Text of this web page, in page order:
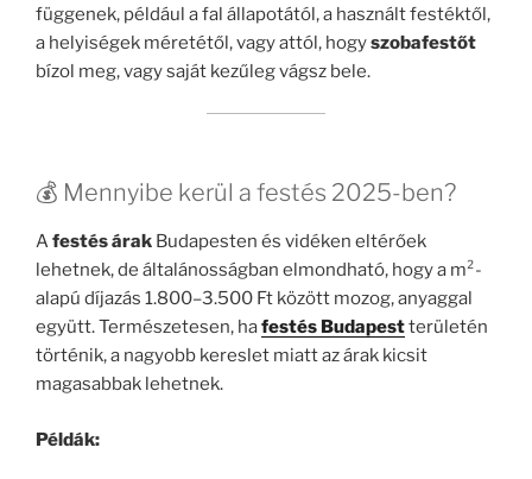
függenek, például a fal állapotától, a használt festéktől,
a helyiségek méretétől, vagy attól, hogyszobafestőt
bízol meg, vagy saját kezűleg vágsz bele.
💰 Mennyibe kerül a festés 2025-ben?
Afestés árak Budapesten és vidéken eltérőek
lehetnek, de általánosságban elmondható, hogy a m²-
alapú díjazás 1.800–3.500 Ft között mozog, anyaggal
együtt. Természetesen, hafestés Budapestterületén
történik, a nagyobb kereslet miatt az árak kicsit
magasabbak lehetnek.
Példák: